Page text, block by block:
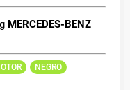
MERCEDES-BENZ
NEGRO